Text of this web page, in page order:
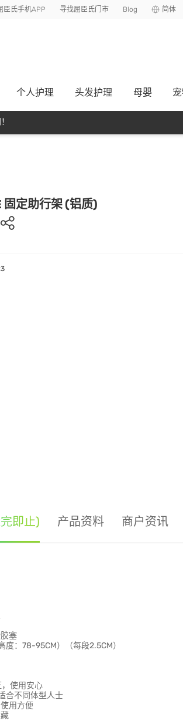
臣氏手机APP 寻找屈臣氏门市 Blog 简体
个人护理 头发护理 母嬰
固定助行架 (铝质)
即止) 产品资料 商户资讯
塞
度：78-95CM）（每段2.5CM）
，使用安心
合不同体型人士
用方便